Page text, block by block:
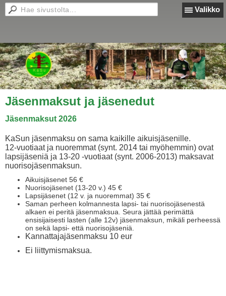
Valikko
Jäsenmaksut ja jäsenedut
Jäsenmaksut 2026
KaSun jäsenmaksu on sama kaikille aikuisjäsenille.
12-vuotiaat ja nuoremmat (synt. 2014 tai myöhemmin) ovat
lapsijäseniä ja 13-20 -vuotiaat (synt. 2006-2013) maksavat
nuorisojäsenmaksun.
Aikuisjäsenet 56 €
Nuorisojäsenet (13-20 v.) 45 €
Lapsijäsenet (12 v. ja nuoremmat) 35 €
Saman perheen kolmannesta lapsi- tai nuorisojäsenestä
alkaen ei peritä jäsenmaksua. Seura jättää perimättä
ensisijaisesti lasten (alle 12v) jäsenmaksun, mikäli perheessä
on sekä lapsi- että nuorisojäseniä.
Kannattajajäsenmaksu 10 eur
Ei liittymismaksua.